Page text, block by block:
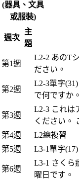
(器具、文具
或服裝)
週次
主
題
第1週
L2-2 あのT
ださい。
第2週
L2-3單字
で何ですか。
第3週
L2-3 これは
ください。
第4週
L2總複習
第5週
L3-1單字
第6週
L3-1 さくら
曜日です。